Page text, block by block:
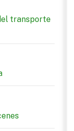
transporte